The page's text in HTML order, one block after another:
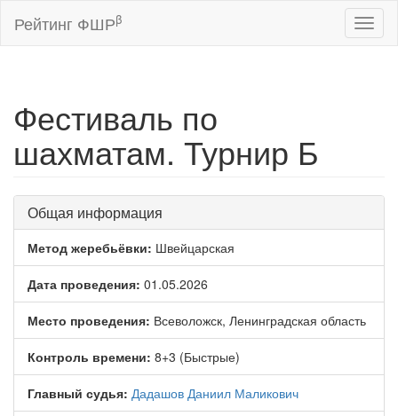
Рейтинг ФШРβ
Фестиваль по
шахматам. Турнир Б
Общая информация
Метод жеребьёвки: Швейцарская
Дата проведения: 01.05.2026
Место проведения: Всеволожск, Ленинградская область
Контроль времени: 8+3 (Быстрые)
Главный судья: Дадашов Даниил Маликович